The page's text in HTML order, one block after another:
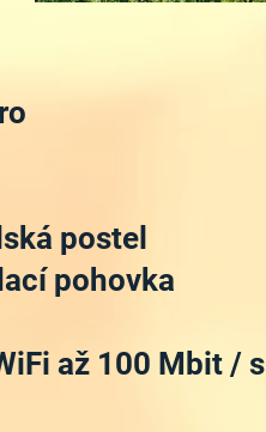
postel
pohovka
až 100 Mbit / s